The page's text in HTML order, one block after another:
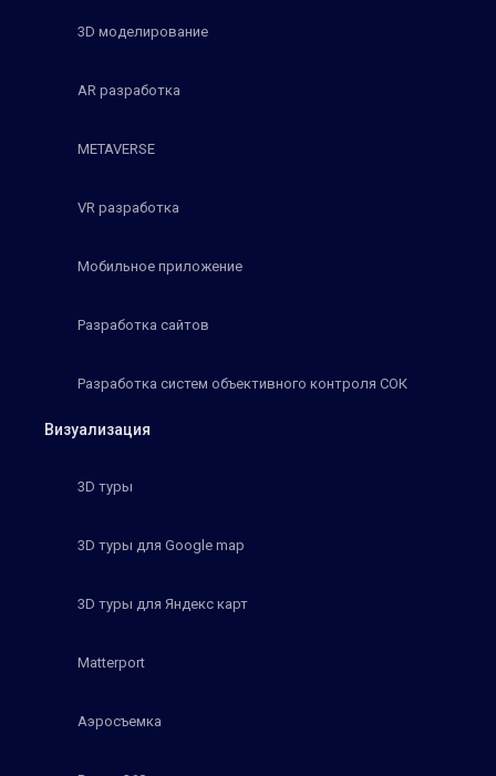
3D моделирование
AR разработка
METAVERSE
VR разработка
Мобильное приложение
Разработка сайтов
Разработка систем объективного контроля СОК
Визуализация
3D туры
3D туры для Google map
3D туры для Яндекс карт
Matterport
Аэросъемка